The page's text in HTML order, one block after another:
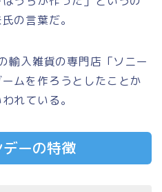
の言葉だ。
輸入雑貨の専門店 「ソニー
ムを作ろうとしたことか
れている。
ーの特徴